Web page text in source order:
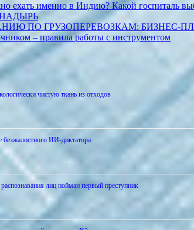
ехать именно в Индию? Какой госпиталь
ПО ГРУЗОПЕРЕВОЗКАМ: БИЗНЕС-
– правила работы с инструментом
чистую ткань из отходов
ИИ-диктатора
лиц пойман первый преступник